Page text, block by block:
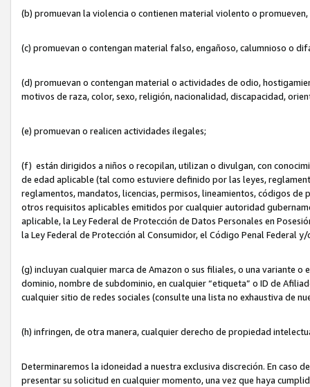
(b) promuevan la violencia o contienen material violento o
(c) promuevan o contengan material falso, engañoso, calumnioso o
(d) promuevan o contengan material o actividades de odio,
motivos de raza, color, sexo, religión, nacionalidad, discapacidad,
(e) promuevan o realicen actividades ilegales;
(f) están dirigidos a niños o recopilan, utilizan o divulgan, con
de edad aplicable (tal como estuviere definido por las leyes,
reglamentos, mandatos, licencias, permisos, lineamientos, códigos
otros requisitos aplicables emitidos por cualquier autoridad
aplicable, la Ley Federal de Protección de Datos Personales en
la Ley Federal de Protección al Consumidor, el Código Penal Federal
(g) incluyan cualquier marca de Amazon o sus filiales, o una variante
dominio, nombre de subdominio, en cualquier “etiqueta” o ID de
cualquier sitio de redes sociales (consulte una lista no exhaustiva de
(h) infringen, de otra manera, cualquier derecho de propiedad
Determinaremos la idoneidad a nuestra exclusiva discreción. En caso
presentar su solicitud en cualquier momento, una vez que haya